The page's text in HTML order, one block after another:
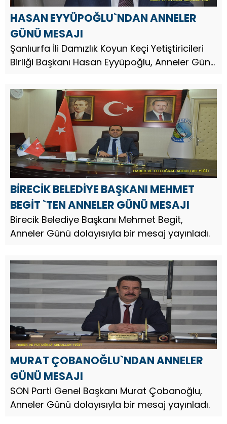
HASAN EYYÜPOĞLU`NDAN ANNELER
GÜNÜ MESAJI
Şanlıurfa İli Damızlık Koyun Keçi Yetiştiricileri
Birliği Başkanı Hasan Eyyüpoğlu, Anneler Günü
BİRECİK BELEDİYE BAŞKANI MEHMET
BEGİT `TEN ANNELER GÜNÜ MESAJI
Birecik Belediye Başkanı Mehmet Begit,
Anneler Günü dolayısıyla bir mesaj yayınladı.
MURAT ÇOBANOĞLU`NDAN ANNELER
GÜNÜ MESAJI
SON Parti Genel Başkanı Murat Çobanoğlu,
Anneler Günü dolayısıyla bir mesaj yayınladı.